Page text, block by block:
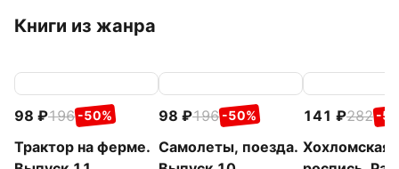
Книги из жанра
98 196 -50%
Трактор на ферме.
98 196 -50%
Самолеты, поезда.
141 282 -
Хохломская